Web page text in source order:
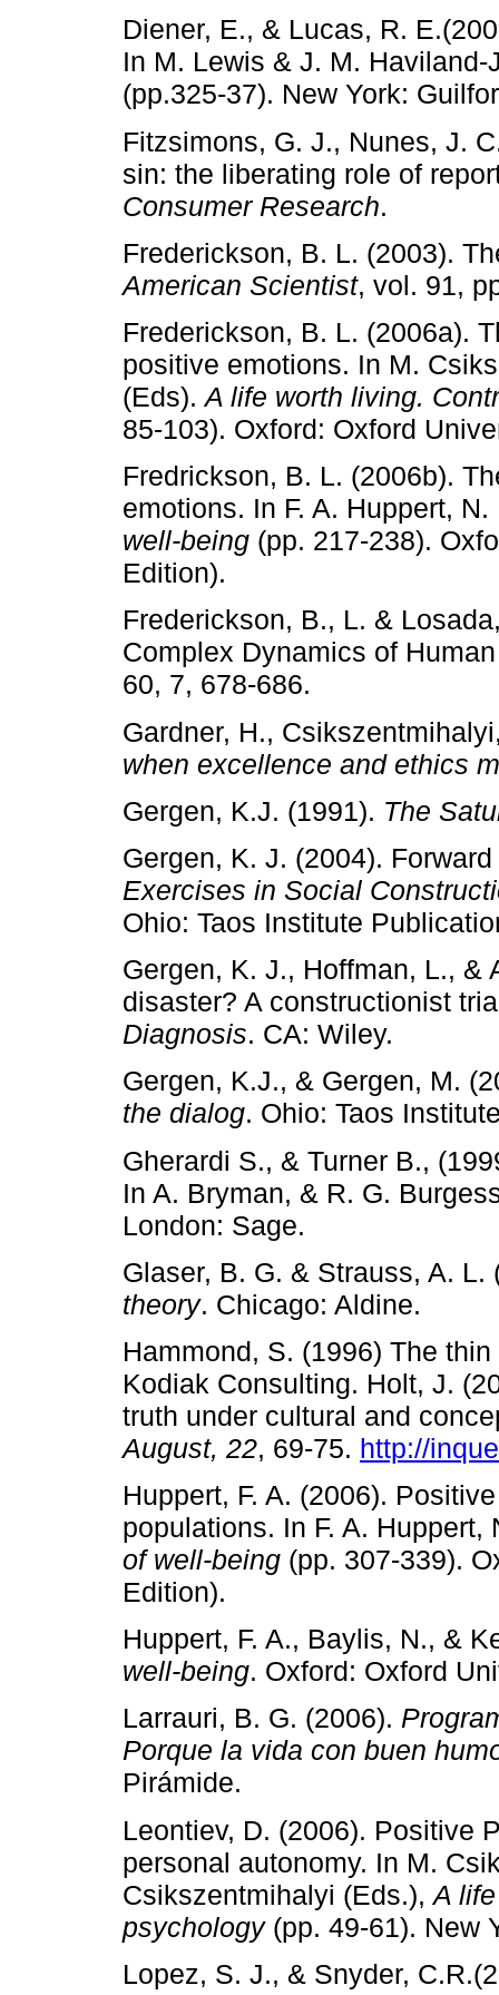
Diener, E., & Lucas, R.
In M. Lewis & J. M.
(pp.325-37). New York:
Fitzsimons, G. J., Nunes, J.
sin: the liberating role of
Consumer Research.
Frederickson, B. L. (2003).
American Scientist, vol. 91,
Frederickson, B. L. (2006a).
positive emotions. In M.
(Eds).A life worth living.
85-103). Oxford: Oxford
Fredrickson, B. L. (2006b).
emotions. In F. A. Huppert,
well-being (pp. 217-238).
Edition).
Frederickson, B., L. &
Complex Dynamics of
60, 7, 678-686.
Gardner, H.,
when excellence and ethics
Gergen, K.J. (1991). The
Gergen, K. J. (2004).
Exercises in Social
Ohio: Taos Institute
Gergen, K. J., Hoffman, L., &
disaster? A constructionist
Diagnosis. CA: Wiley.
Gergen, K.J., & Gergen, M.
the dialog. Ohio: Taos
Gherardi S., & Turner B.,
In A. Bryman, & R. G.
London: Sage.
Glaser, B. G. & Strauss, A.
theory. Chicago: Aldine.
Hammond, S. (1996) The
Kodiak Consulting. Holt, J.
truth under cultural and
August, 22, 69-75. http://
Huppert, F. A. (2006).
populations. In F. A.
of well-being (pp. 307-339).
Edition).
Huppert, F. A., Baylis, N., &
well-being. Oxford: Oxford
Larrauri, B. G. (2006).
Porque la vida con buen
Pirámide.
Leontiev, D. (2006). Positive
personal autonomy. In M.
Csikszentmihalyi (Eds.),A
psychology (pp. 49-61). New
Lopez, S. J., & Snyder,